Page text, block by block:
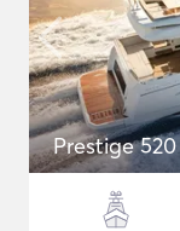
Prestige